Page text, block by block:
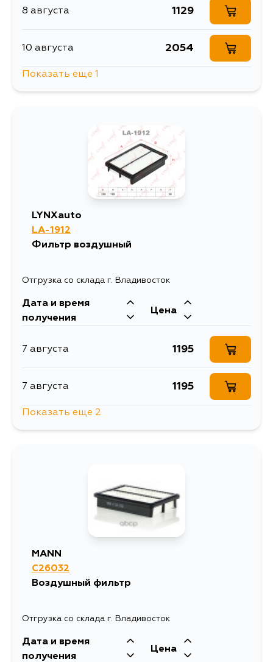
8 августа 1129
10 августа 2054
Показать еще 1
LYNXauto
LA-1912
Фильтр воздушный
Отгрузка со склада г. Владивосток
Дата и время
получения
Цена
7 августа 1195
7 августа 1195
Показать еще 2
MANN
C26032
Воздушный фильтр
Отгрузка со склада г. Владивосток
Дата и время
получения
Цена